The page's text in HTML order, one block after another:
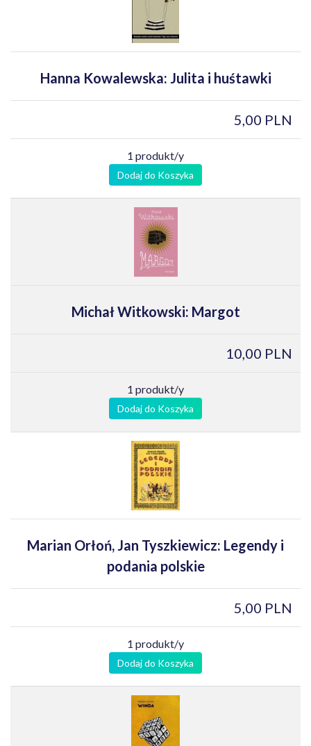
Hanna Kowalewska: Julita i huśtawki
5,00 PLN
1 produkt/y
Dodaj do Koszyka
Michał Witkowski: Margot
10,00 PLN
1 produkt/y
Dodaj do Koszyka
Marian Orłoń, Jan Tyszkiewicz: Legendy i
podania polskie
5,00 PLN
1 produkt/y
Dodaj do Koszyka